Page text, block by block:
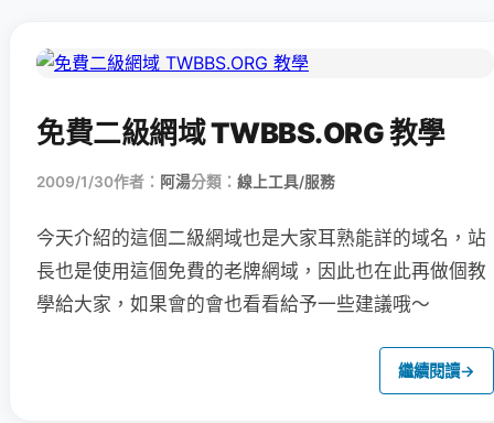
免費二級網域 TWBBS.ORG 教學
2009/1/30作者： 阿湯分類： 線上工具/服務
今天介紹的這個二級網域也是大家耳熟能詳的域名，站
長也是使用這個免費的老牌網域，因此也在此再做個教
學給大家，如果會的會也看看給予一些建議哦～
繼續閱讀→